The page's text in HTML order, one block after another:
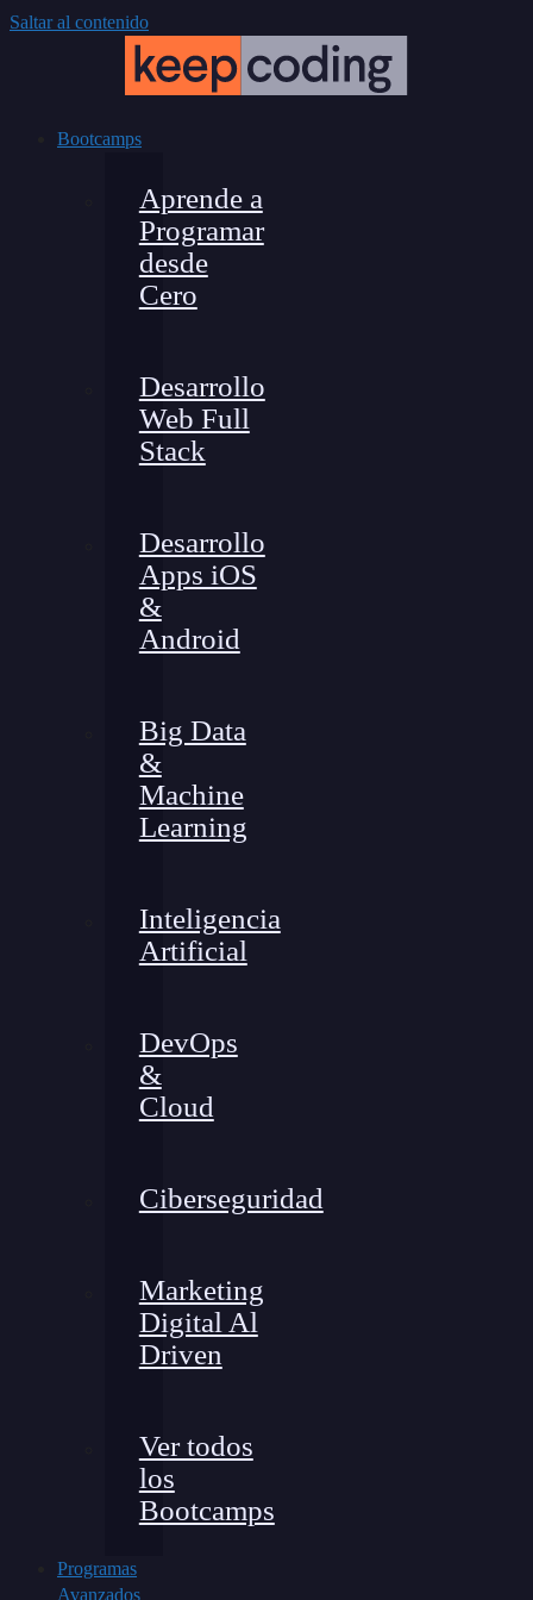
Saltar al contenido
Bootcamps
Aprende a
Programar
desde
Cero
Desarrollo
Web Full
Stack
Desarrollo
Apps iOS
&
Android
Big Data
&
Machine
Learning
Inteligencia
Artificial
DevOps
&
Cloud
Ciberseguridad
Marketing
Digital Al
Driven
Ver todos
los
Bootcamps
Programas
Avanzados